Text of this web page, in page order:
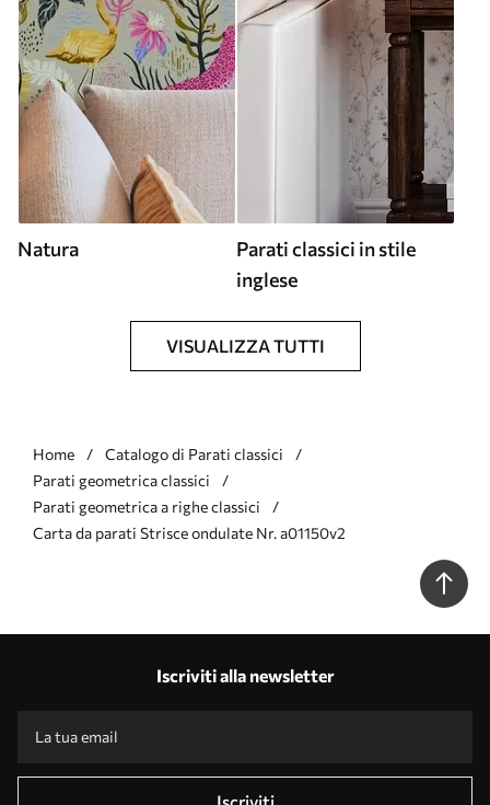
Natura
Parati classici in stile
inglese
VISUALIZZA TUTTI
Home
Catalogo di Parati classici
Parati geometrica classici
Parati geometrica a righe classici
Carta da parati Strisce ondulate Nr. a01150v2
Iscriviti alla newsletter